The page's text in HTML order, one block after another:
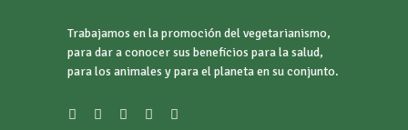
Trabajamos en la promoción del vegetarianismo,
para dar a conocer sus beneficios para la salud,
para los animales y para el planeta en su conjunto.